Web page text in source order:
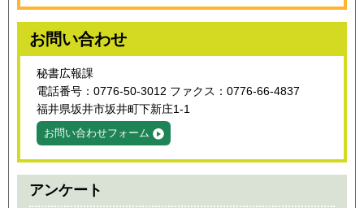
お問い合わせ
秘書広報課
電話番号：0776-50-3012 ファクス：0776-66-4837
福井県坂井市坂井町下新庄1-1
お問い合わせフォーム
アンケート